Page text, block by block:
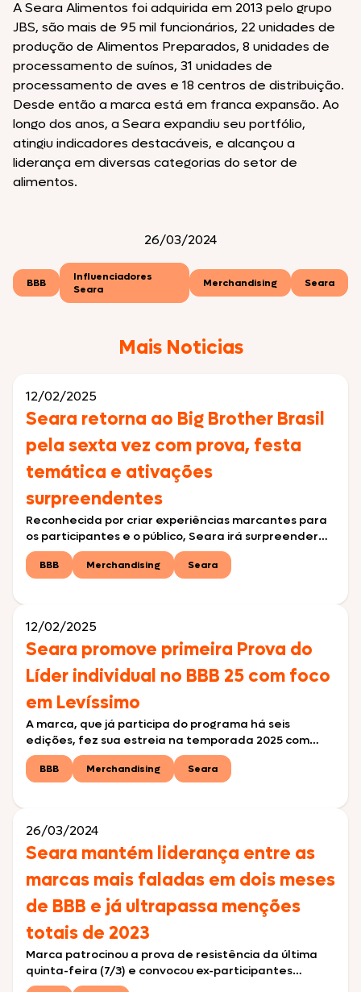
A Seara Alimentos foi adquirida em 2013 pelo grupo
JBS, são mais de 95 mil funcionários, 22 unidades de
produção de Alimentos Preparados, 8 unidades de
processamento de suínos, 31 unidades de
processamento de aves e 18 centros de distribuição.
Desde então a marca está em franca expansão. Ao
longo dos anos, a Seara expandiu seu portfólio,
atingiu indicadores destacáveis, e alcançou a
liderança em diversas categorias do setor de
alimentos.
26/03/2024
BBB
Influenciadores
Seara
Merchandising Seara
Mais Noticias
12/02/2025
Seara retorna ao Big Brother Brasil
pela sexta vez com prova, festa
temática e ativações
surpreendentes
Reconhecida por criar experiências marcantes para
os participantes e o público, Seara irá surpreender
novamente na edição de 2025 com ativações que
reforçam sua conexão com os consumidores
experiências e dinâmicas. […]
BBB Merchandising Seara
12/02/2025
Seara promove primeira Prova do
Líder individual no BBB 25 com foco
em Levíssimo
A marca, que já participa do programa há seis
edições, fez sua estreia na temporada 2025 com
prova que marcou o lançamento das disputas
individuais da temporada nesta quinta (6) A Seara,
BBB Merchandising Seara
26/03/2024
Seara mantém liderança entre as
marcas mais faladas em dois meses
de BBB e já ultrapassa menções
totais de 2023
Marca patrocinou a prova de resistência da última
quinta-feira (7/3) e convocou ex-participantes
marcantes da história do reality para serem